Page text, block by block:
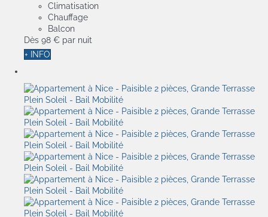
Climatisation
Chauffage
Balcon
Dès 98 € par nuit
+ INFO